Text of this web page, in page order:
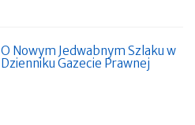
O Nowym Jedwabnym Szlaku w
Dzienniku Gazecie Prawnej